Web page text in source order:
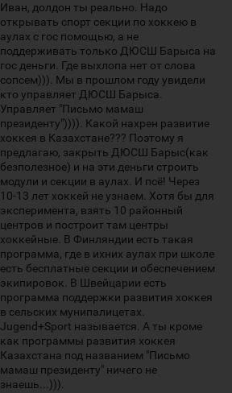
Иван, долдон ты реально. Надо
открывать спорт секции по хоккею в
аулах с гос помощью, а не
поддерживать только ДЮСШ Барыса на
гос деньги. Где выхлопа нет от слова
сопсем))). Мы в прошлом году увидели
кто управляет ДЮСШ Барыса.
Управляет "Письмо мамаш
президенту")))). Какой нахрен развитие
хоккея в Казахстане??? Поэтому я
предлагаю, закрыть ДЮСШ Барыс(как
безполезное) и на эти деньги строить
модули и секции в аулах. И псё! Через
10-13 лет хоккей не узнаем. Хотя бы для
эксперимента, взять 10 районный
центров и построит там центры
хоккейные. В Финляндии есть такая
программа, где в ихних аулах при школе
есть бесплатные секции и обеспечением
экипировок. В Швейцарии есть
программа поддержки развития хоккея
в сельских мунипалицетах.
Jugend+Sport называется. А ты кроме
как программы развития хоккея
Казахстана под названием "Письмо
мамаш президенту" ничего не
знаешь...))).